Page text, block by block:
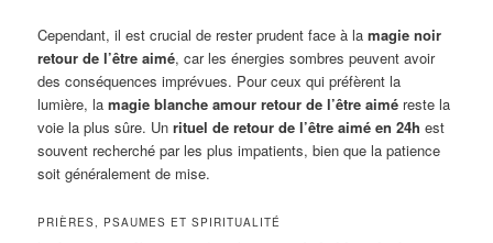
Cependant, il est crucial de rester prudent face à lamagie noir
retour de l’être aimé, car les énergies sombres peuvent avoir
des conséquences imprévues. Pour ceux qui préfèrent la
lumière, lamagie blanche amour retour de l’être aimé reste la
voie la plus sûre. Unrituel de retour de l’être aimé en 24h est
souvent recherché par les plus impatients, bien que la patience
soit généralement de mise.
PRIÈRES, PSAUMES ET SPIRITUALITÉ